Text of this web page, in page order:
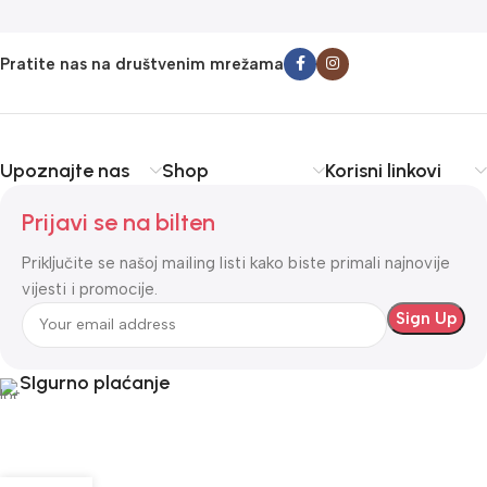
Pratite nas na društvenim mrežama
Upoznajte nas Shop Korisni linkovi
Prijavi se na bilten
Priključite se našoj mailing listi kako biste primali najnovije
vijesti i promocije.
SIgurno plaćanje